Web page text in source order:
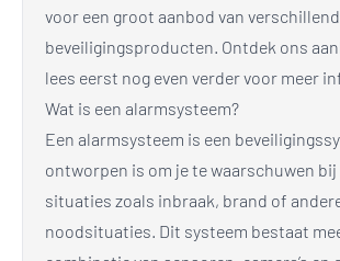
voor een groot aanbod van
beveiligingsproducten. Ontdek ons
lees eerst nog even verder voor meer
Wat is een alarmsysteem?
Een alarmsysteem is een
ontworpen is om je te waarschuwen
situaties zoals inbraak, brand of
noodsituaties. Dit systeem bestaat